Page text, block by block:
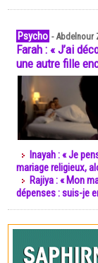
Psycho -Abdelnour
Farah : « J’ai
une autre fille
Inayah : « Je
mariage religieux,
Rajiya : « Mon
dépenses : suis-je